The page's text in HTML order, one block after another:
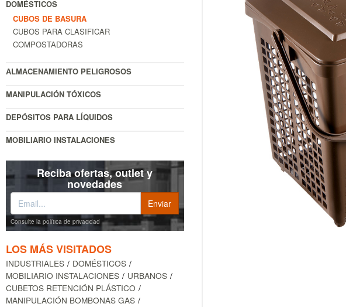
DOMÉSTICOS
CUBOS DE BASURA
CUBOS PARA CLASIFICAR
COMPOSTADORAS
ALMACENAMIENTO PELIGROSOS
MANIPULACIÓN TÓXICOS
DEPÓSITOS PARA LÍQUIDOS
MOBILIARIO INSTALACIONES
Reciba ofertas, outlet y
novedades
Consulte la política de privacidad
LOS MÁS VISITADOS
INDUSTRIALES
DOMÉSTICOS
MOBILIARIO INSTALACIONES
URBANOS
CUBETOS RETENCIÓN PLÁSTICO
MANIPULACIÓN BOMBONAS GAS